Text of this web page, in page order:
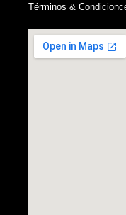
Términos &